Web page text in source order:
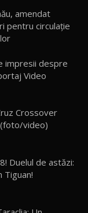
AutoBlog.MD
și Confortabil
/ AutoBlog.MD
Testat în
amendat
pentru circulație
impresii despre
Video
Crossover
video)
Duelul de astăzi:
Tiguan!